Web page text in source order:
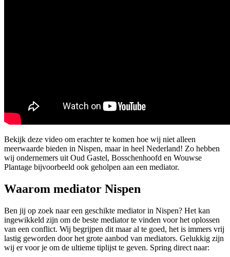
Bekijk deze video om erachter te komen hoe wij niet alleen
meerwaarde bieden in Nispen, maar in heel Nederland! Zo hebben
wij ondernemers uit Oud Gastel, Bosschenhoofd en Wouwse
Plantage bijvoorbeeld ook geholpen aan een mediator.
Waarom mediator Nispen
Ben jij op zoek naar een geschikte mediator in Nispen? Het kan
ingewikkeld zijn om de beste mediator te vinden voor het oplossen
van een conflict. Wij begrijpen dit maar al te goed, het is immers vrij
lastig geworden door het grote aanbod van mediators. Gelukkig zijn
wij er voor je om de ultieme tiplijst te geven. Spring direct naar: